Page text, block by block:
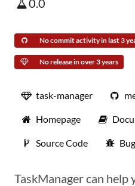
0.0
No commit activity in last 3
No release in over 3 years
task-manager
Homepage
Source Code
TaskManager can help